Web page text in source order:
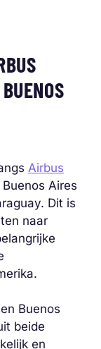
Airbus
Aires
Dit is
naar
Buenos
beide
en